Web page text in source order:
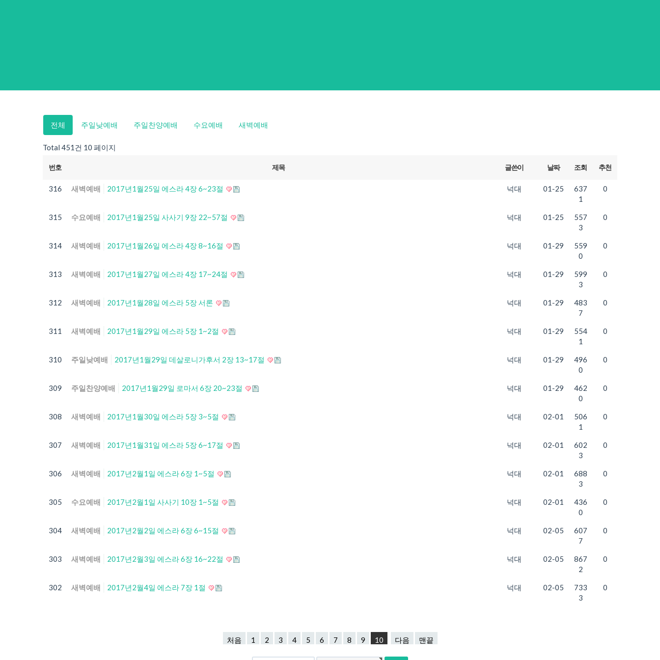
전체 주일낮예배 주일찬양예배 수요예배 새벽예배
Total 451건 10 페이지
번호 제목 글쓴이 날짜 조회 추천
316 새벽예배 2017년1월25일 에스라 4장 6~23절 넉대 01-25
637
1
0
315 수요예배 2017년1월25일 사사기 9장 22~57절 넉대 01-25
557
3
0
314 새벽예배 2017년1월26일 에스라 4장 8~16절 넉대 01-29
559
0
0
313 새벽예배 2017년1월27일 에스라 4장 17~24절 넉대 01-29
599
3
0
312 새벽예배 2017년1월28일 에스라 5장 서론 넉대 01-29
483
7
0
311 새벽예배 2017년1월29일 에스라 5장 1~2절 넉대 01-29
554
1
0
310 주일낮예배 2017년1월29일 데살로니가후서 2장 13~17절 넉대 01-29
496
0
0
309 주일찬양예배 2017년1월29일 로마서 6장 20~23절 넉대 01-29
462
0
0
308 새벽예배 2017년1월30일 에스라 5장 3~5절 넉대 02-01
506
1
0
307 새벽예배 2017년1월31일 에스라 5장 6~17절 넉대 02-01
602
3
0
306 새벽예배 2017년2월1일 에스라 6장 1~5절 넉대 02-01
688
3
0
305 수요예배 2017년2월1일 사사기 10장 1~5절 넉대 02-01
436
0
0
304 새벽예배 2017년2월2일 에스라 6장 6~15절 넉대 02-05
607
7
0
303 새벽예배 2017년2월3일 에스라 6장 16~22절 넉대 02-05
867
2
0
302 새벽예배 2017년2월4일 에스라 7장 1절 넉대 02-05
733
3
0
처음 1 2 3 4 5 6 7 8 9 10 다음 맨끝